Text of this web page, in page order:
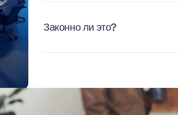
Законно ли это?